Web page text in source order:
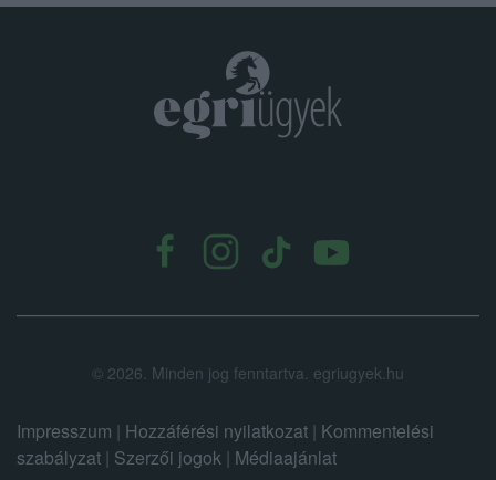
© 2026. Minden jog fenntartva. egriugyek.hu
Impresszum | Hozzáférési nyilatkozat | Kommentelési
szabályzat | Szerzői jogok | Médiaajánlat